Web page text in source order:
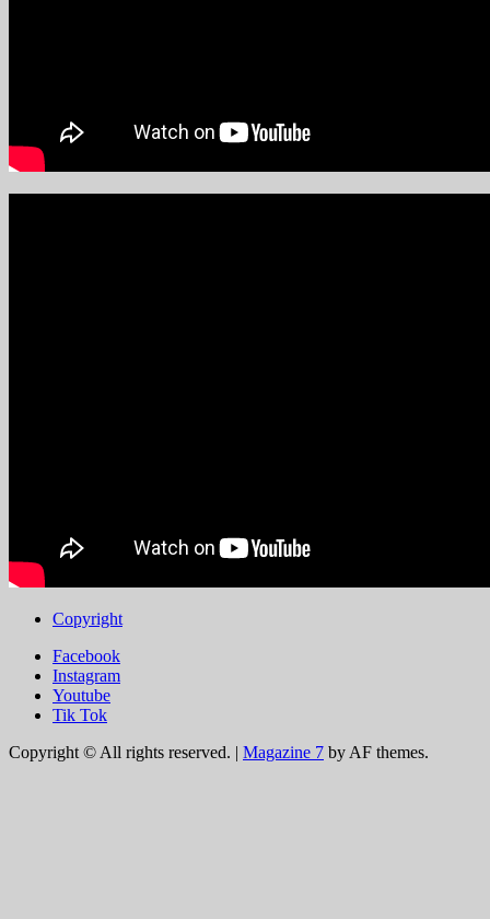
Copyright
Facebook
Instagram
Youtube
Tik Tok
Copyright © All rights reserved. | Magazine 7 by AF themes.